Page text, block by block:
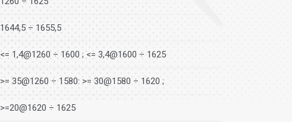
1644,5 ÷ 1655,5
<= 1,4@1260 ÷ 1600 ; <= 3,4@1600 ÷ 1625
>= 35@1260 ÷ 1580: >= 30@1580 ÷ 1620 ;
>=20@1620 ÷ 1625